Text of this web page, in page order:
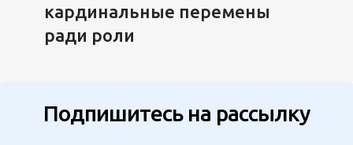
кардинальные перемены
ради роли
Подпишитесь на рассылку